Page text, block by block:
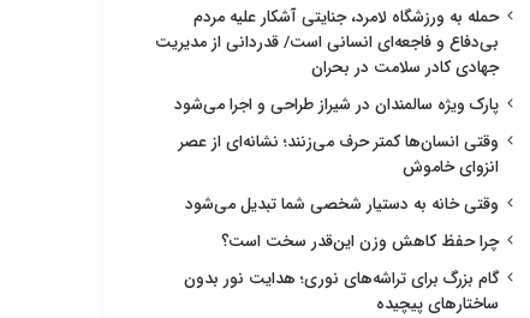
حمله به ورزشگاه لامرد، جنایتی آشکار علیه مردم
بی‌دفاع و فاجعه‌ای انسانی است/ قدردانی از مدیریت
جهادی کادر سلامت در بحران
پارک ویژه سالمندان در شیراز طراحی و اجرا می‌شود
وقتی انسان‌ها کمتر حرف می‌زنند؛ نشانه‌ای از عصر
انزوای خاموش
وقتی خانه به دستیار شخصی شما تبدیل می‌شود
چرا حفظ کاهش وزن این‌قدر سخت است؟
گام بزرگ برای تراشه‌های نوری؛ هدایت نور بدون
ساختارهای پیچیده